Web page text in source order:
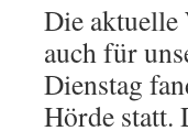
Die aktuelle
auch für
Dienstag
Hörde statt.